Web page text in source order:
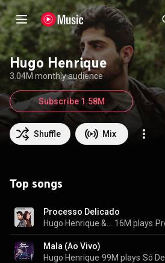
Hugo Henrique
3.04M monthly audience
Shuffle Mix
Subscribe 1.58M
Top songs
Processo Delicado
16M plays
Mala (Ao Vivo)
Hugo Henrique 99M plays